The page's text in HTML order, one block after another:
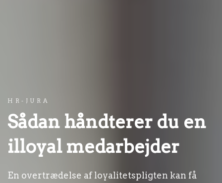
HR-JURA
Sådan håndterer du en
illoyal medarbejder
En overtrædelse af loyalitetspligten kan få